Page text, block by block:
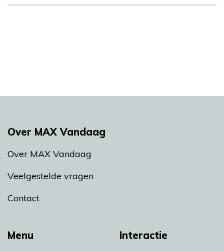
Menu Interactie
Over MAX Vandaag
Over MAX Vandaag
Veelgestelde vragen
Contact